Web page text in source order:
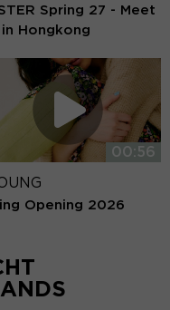
Spring 27 - Meet
Hongkong
00:56
Opening 2026